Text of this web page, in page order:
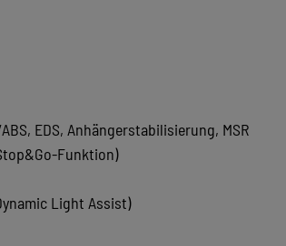
EDS, Anhängerstabilisierung, MSR
Funktion)
Light Assist)